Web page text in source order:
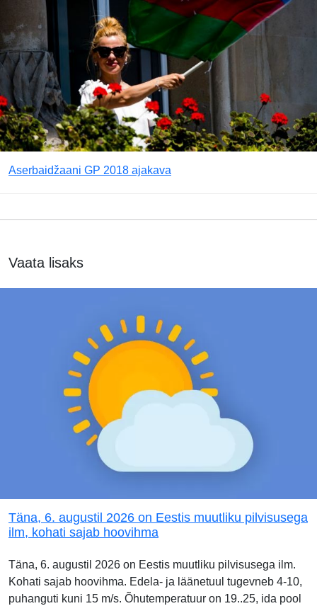
Aserbaidžaani GP 2018 ajakava
Vaata lisaks
Täna, 6. augustil 2026 on Eestis muutliku pilvisusega
ilm, kohati sajab hoovihma
Täna, 6. augustil 2026 on Eestis muutliku pilvisusega ilm.
Kohati sajab hoovihma. Edela- ja läänetuul tugevneb 4-10,
puhanguti kuni 15 m/s. Õhutemperatuur on 19..25, ida pool